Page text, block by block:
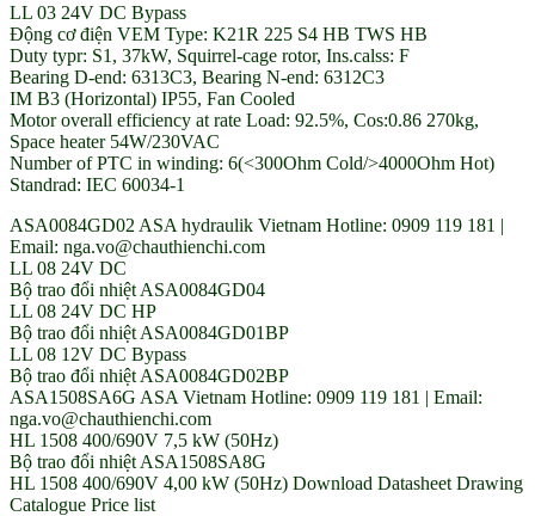
LL 03 24V DC Bypass
Động cơ điện VEM Type: K21R 225 S4 HB TWS HB
Duty typr: S1, 37kW, Squirrel-cage rotor, Ins.calss: F
Bearing D-end: 6313C3, Bearing N-end: 6312C3
IM B3 (Horizontal) IP55, Fan Cooled
Motor overall efficiency at rate Load: 92.5%, Cos:0.86 270kg,
Space heater 54W/230VAC
Number of PTC in winding: 6(<300Ohm Cold/>4000Ohm Hot)
Standrad: IEC 60034-1
ASA0084GD02 ASA hydraulik Vietnam Hotline: 0909 119 181 |
Email: nga.vo@chauthienchi.com
LL 08 24V DC
Bộ trao đổi nhiệt ASA0084GD04
LL 08 24V DC HP
Bộ trao đổi nhiệt ASA0084GD01BP
LL 08 12V DC Bypass
Bộ trao đổi nhiệt ASA0084GD02BP
ASA1508SA6G ASA Vietnam Hotline: 0909 119 181 | Email:
nga.vo@chauthienchi.com
HL 1508 400/690V 7,5 kW (50Hz)
Bộ trao đổi nhiệt ASA1508SA8G
HL 1508 400/690V 4,00 kW (50Hz) Download Datasheet Drawing
Catalogue Price list